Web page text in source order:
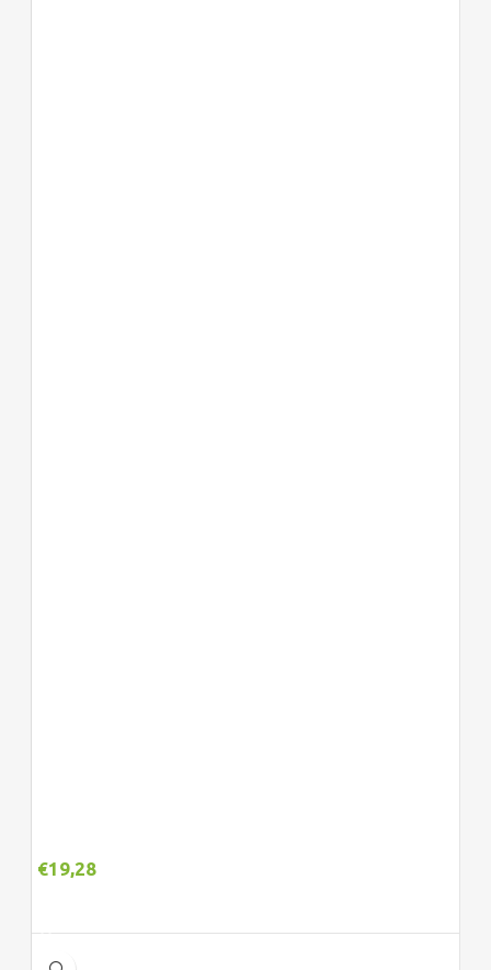
€19,28